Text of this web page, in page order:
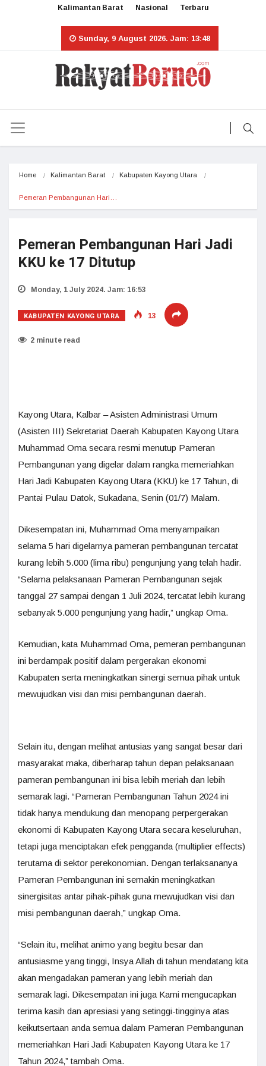
Kalimantan Barat Nasional Terbaru
Sunday, 9 August 2026. Jam: 13:48
Home Kalimantan Barat Kabupaten Kayong Utara
Pemeran Pembangunan Hari…
Pemeran Pembangunan Hari Jadi
KKU ke 17 Ditutup
Monday, 1 July 2024. Jam: 16:53
KABUPATEN KAYONG UTARA 13
2 minute read
Kayong Utara, Kalbar – Asisten Administrasi Umum
(Asisten III) Sekretariat Daerah Kabupaten Kayong Utara
Muhammad Oma secara resmi menutup Pameran
Pembangunan yang digelar dalam rangka memeriahkan
Hari Jadi Kabupaten Kayong Utara (KKU) ke 17 Tahun, di
Pantai Pulau Datok, Sukadana, Senin (01/7) Malam.
Dikesempatan ini, Muhammad Oma menyampaikan
selama 5 hari digelarnya pameran pembangunan tercatat
kurang lebih 5.000 (lima ribu) pengunjung yang telah hadir.
“Selama pelaksanaan Pameran Pembangunan sejak
tanggal 27 sampai dengan 1 Juli 2024, tercatat lebih kurang
sebanyak 5.000 pengunjung yang hadir,” ungkap Oma.
Kemudian, kata Muhammad Oma, pemeran pembangunan
ini berdampak positif dalam pergerakan ekonomi
Kabupaten serta meningkatkan sinergi semua pihak untuk
mewujudkan visi dan misi pembangunan daerah.
Selain itu, dengan melihat antusias yang sangat besar dari
masyarakat maka, diberharap tahun depan pelaksanaan
pameran pembangunan ini bisa lebih meriah dan lebih
semarak lagi. “Pameran Pembangunan Tahun 2024 ini
tidak hanya mendukung dan menopang perpergerakan
ekonomi di Kabupaten Kayong Utara secara keseluruhan,
tetapi juga menciptakan efek pengganda (multiplier effects)
terutama di sektor perekonomian. Dengan terlaksananya
Pameran Pembangunan ini semakin meningkatkan
sinergisitas antar pihak-pihak guna mewujudkan visi dan
misi pembangunan daerah,” ungkap Oma.
“Selain itu, melihat animo yang begitu besar dan
antusiasme yang tinggi, Insya Allah di tahun mendatang kita
akan mengadakan pameran yang lebih meriah dan
semarak lagi. Dikesempatan ini juga Kami mengucapkan
terima kasih dan apresiasi yang setinggi-tingginya atas
keikutsertaan anda semua dalam Pameran Pembangunan
memeriahkan Hari Jadi Kabupaten Kayong Utara ke 17
Tahun 2024,” tambah Oma.